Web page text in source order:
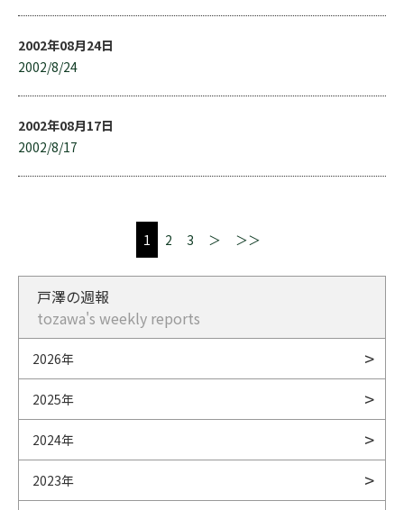
2002年08月24日
2002/8/24
2002年08月17日
2002/8/17
1 2 3 ＞ ＞＞
戸澤の週報
tozawa's weekly reports
2026年
2025年
2024年
2023年